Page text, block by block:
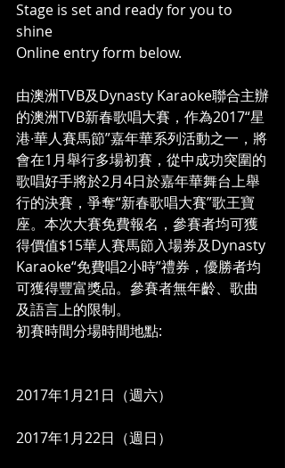
Stage is set and ready for you to
shine
Online entry form below.
由澳洲TVB及Dynasty Karaoke聯合主辦
的澳洲TVB新春歌唱大賽，作為2017“星
港∙華人賽馬節”嘉年華系列活動之一，將
會在1月舉行多場初賽，從中成功突圍的
歌唱好手將於2月4日於嘉年華舞台上舉
行的決賽，爭奪“新春歌唱大賽”歌王寶
座。本次大賽免費報名，參賽者均可獲
得價值$15華人賽馬節入場券及Dynasty
Karaoke“免費唱2小時”禮券，優勝者均
可獲得豐富獎品。參賽者無年齡、歌曲
及語言上的限制。
初賽時間分場時間地點:
2017年1月21日（週六）
2017年1月22日（週日）